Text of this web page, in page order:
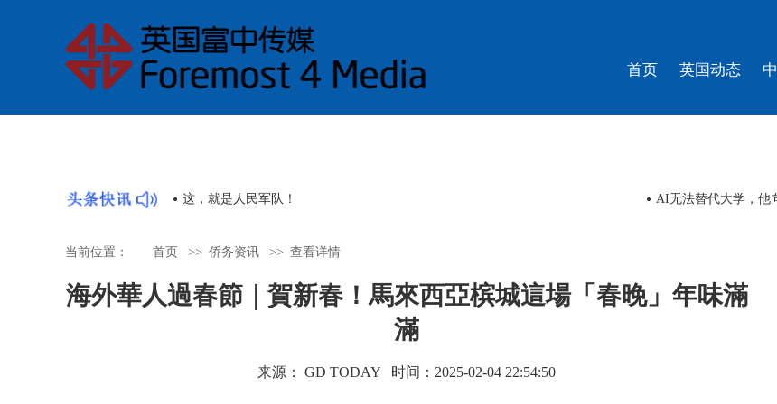
首页 英国动态
大学，他向年轻人发出时代之问 睇戏 | 舞剧《醒·狮》《英歌》即将下南洋，羊晚记者走上舞台
当前位置： 首页 >> 侨务资讯 >> 查看详情
海外華人過春節｜賀新春！馬來西亞槟城這場「春晚」年味滿
滿
来源： GD TODAY 时间：2025-02-04 22:54:50